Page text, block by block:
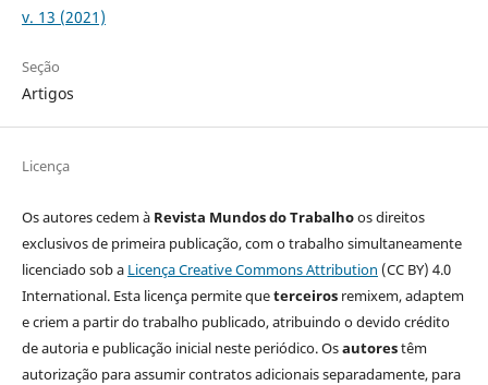
v. 13 (2021)
Seção
Artigos
Licença
Os autores cedem à Revista Mundos do Trabalhoos direitos
exclusivos de primeira publicação, com o trabalho simultaneamente
licenciado sob a Licença Creative Commons Attribution (CC BY) 4.0
International. Esta licença permite queterceirosremixem, adaptem
e criem a partir do trabalho publicado, atribuindo o devido crédito
de autoria e publicação inicial neste periódico. Osautorestêm
autorização para assumir contratos adicionais separadamente, para